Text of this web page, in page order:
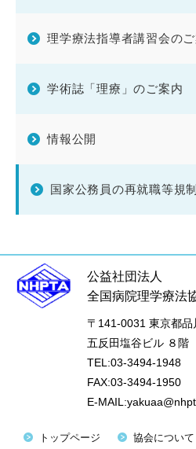
理学療法指導者講習会の
学術誌「理療」のご案内
情報公開
国家公務員の再就職等規制
公益社団法人
全国病院理学療法
〒141-0031 東京都
五反田塩谷ビル ８階
TEL:03-3494-1948
FAX:03-3494-1950
E-
トップページ 協会につい